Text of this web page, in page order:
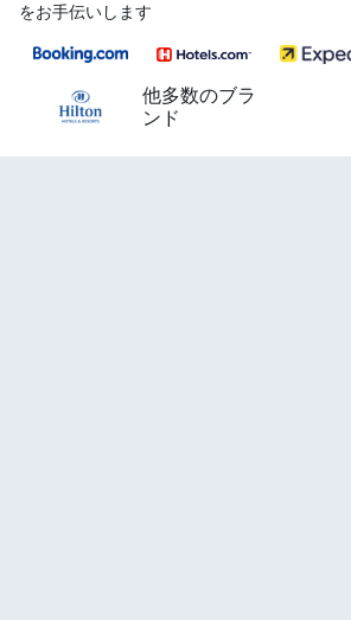
をお手伝いします
他多数のブラ
ンド